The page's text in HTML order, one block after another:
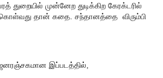
முன்னேற துடிக்கிற கேரக்டரில்
கொள்வது தான் கதை. சந்தானத்தை விரும்பி
இப்படத்தில்,